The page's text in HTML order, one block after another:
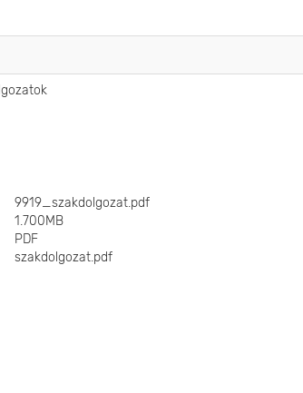
9919_szakdolgozat.pdf
1.700MB
PDF
szakdolgozat.pdf